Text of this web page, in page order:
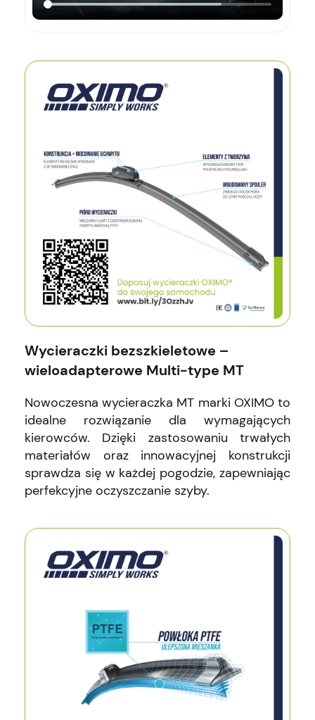
Wycieraczki bezszkieletowe –
wieloadapterowe Multi-type MT
Nowoczesna wycieraczka MT marki OXIMO to
idealne rozwiązanie dla wymagających
kierowców. Dzięki zastosowaniu trwałych
materiałów oraz innowacyjnej konstrukcji
sprawdza się w każdej pogodzie, zapewniając
perfekcyjne oczyszczanie szyby.